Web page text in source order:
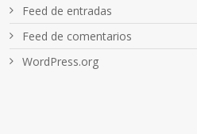
Feed de entradas
Feed de comentarios
WordPress.org